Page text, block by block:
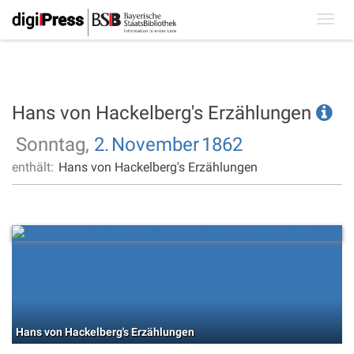
Hans von Hackelberg's Erzählungen
Sonntag, 2. November1862
enthält: Hans von Hackelberg's Erzählungen
Hans von Hackelberg's Erzählungen